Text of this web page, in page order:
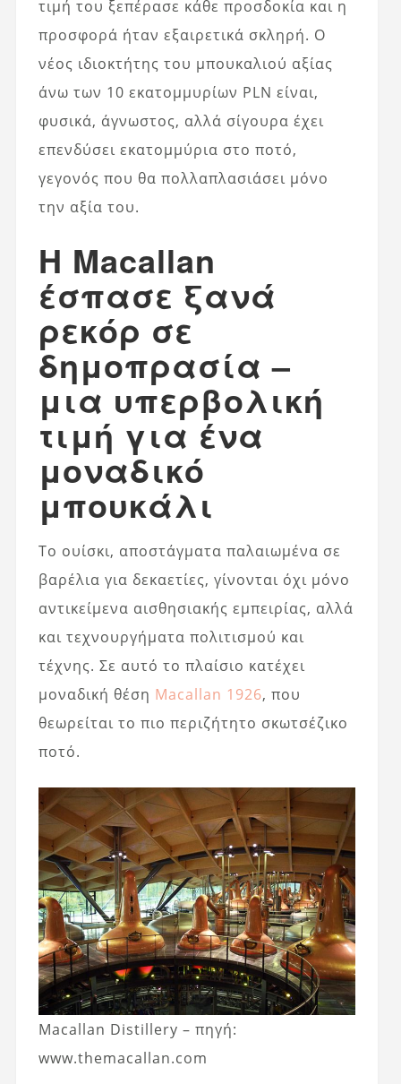
τιμή του ξεπέρασε κάθε προσδοκία και η
προσφορά ήταν εξαιρετικά σκληρή. Ο
νέος ιδιοκτήτης του μπουκαλιού αξίας
άνω των 10 εκατομμυρίων PLN είναι,
φυσικά, άγνωστος, αλλά σίγουρα έχει
επενδύσει εκατομμύρια στο ποτό,
γεγονός που θα πολλαπλασιάσει μόνο
την αξία του.
Η Macallan
έσπασε ξανά
ρεκόρ σε
δημοπρασία –
μια υπερβολική
τιμή για ένα
μοναδικό
μπουκάλι
Το ουίσκι, αποστάγματα παλαιωμένα σε
βαρέλια για δεκαετίες, γίνονται όχι μόνο
αντικείμενα αισθησιακής εμπειρίας, αλλά
και τεχνουργήματα πολιτισμού και
τέχνης. Σε αυτό το πλαίσιο κατέχει
μοναδική θέση Macallan 1926, που
θεωρείται το πιο περιζήτητο σκωτσέζικο
ποτό.
Macallan Distillery – πηγή:
www.themacallan.com